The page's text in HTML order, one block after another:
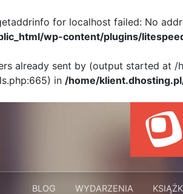
for localhost failed: No
wp-content/plugins/
already sent by (output started at
in /home/
BLOG WYDARZENIA